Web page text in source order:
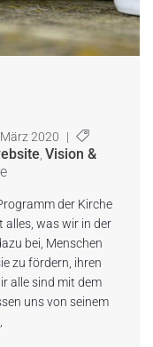
2020 |
Vision &
der Kirche
alles, was wir in der
bei, Menschen
zu fördern, ihren
alle sind mit dem
uns von seinem